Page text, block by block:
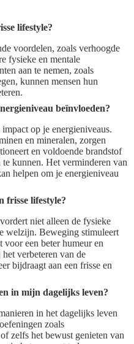
lifestyle?
voordelen, zoals verhoogde
fysieke en mentale
aan te nemen, zoals
kunnen mensen hun
beïnvloeden?
op je energieniveaus.
en mineralen, zorgen
en voldoende brandstof
kunnen. Het verminderen van
helpen om je energieniveau
frisse lifestyle?
niet alleen de fysieke
welzijn. Beweging stimuleert
een beter humeur en
verbeteren van de
bijdraagt aan een frisse en
in mijn dagelijks leven?
in het dagelijks leven
zoals
zelfs het bewust genieten van